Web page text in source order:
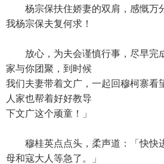
杨宗保扶住娇妻的双肩，感慨万分
我杨宗保夫复何求！
放心，为夫会谨慎行事，尽早完
家与你团聚，到时候
我们夫妻带着文广，一起回穆柯寨看
人家也帮着好好教导
下文广这个顽童！」
穆桂英点点头，柔声道：「快快
母和寇大人等急了。」